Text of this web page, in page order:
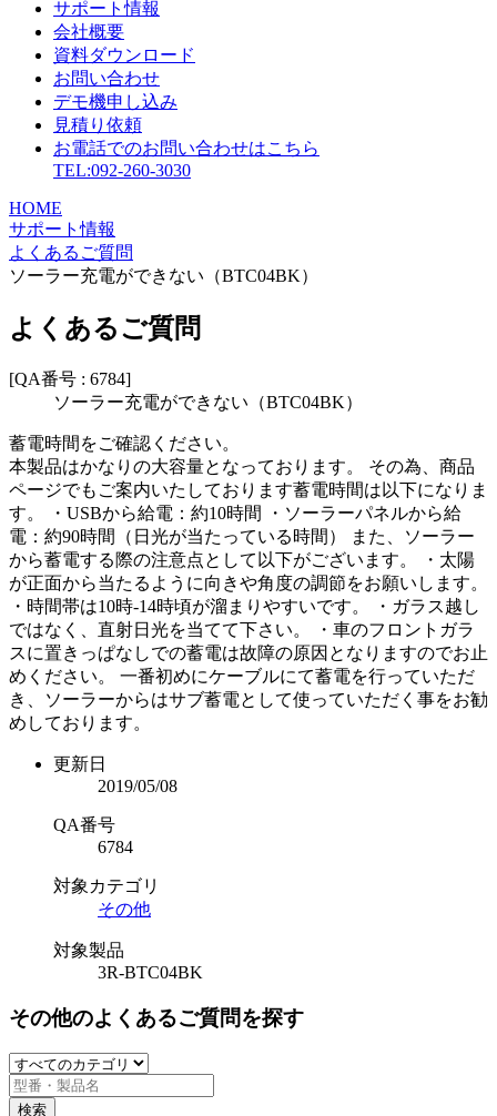
サポート情報
会社概要
資料ダウンロード
お問い合わせ
デモ機申し込み
見積り依頼
お電話でのお問い合わせはこちら
TEL:092-260-3030
HOME
サポート情報
よくあるご質問
ソーラー充電ができない（BTC04BK）
よくあるご質問
[QA番号 : 6784]
ソーラー充電ができない（BTC04BK）
蓄電時間をご確認ください。
本製品はかなりの大容量となっております。 その為、商品
ページでもご案内いたしております蓄電時間は以下になりま
す。 ・USBから給電：約10時間 ・ソーラーパネルから給
電：約90時間（日光が当たっている時間） また、ソーラー
から蓄電する際の注意点として以下がございます。 ・太陽
が正面から当たるように向きや角度の調節をお願いします。
・時間帯は10時-14時頃が溜まりやすいです。 ・ガラス越し
ではなく、直射日光を当てて下さい。 ・車のフロントガラ
スに置きっぱなしでの蓄電は故障の原因となりますのでお止
めください。 一番初めにケーブルにて蓄電を行っていただ
き、ソーラーからはサブ蓄電として使っていただく事をお勧
めしております。
更新日
2019/05/08
QA番号
6784
対象カテゴリ
その他
対象製品
3R-BTC04BK
その他のよくあるご質問を探す